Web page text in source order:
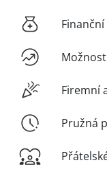
Firemní
Pružná